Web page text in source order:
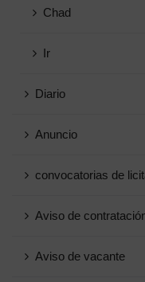
Chad
Ir
Diario
Anuncio
convocatorias de
Aviso de
Aviso de vacante